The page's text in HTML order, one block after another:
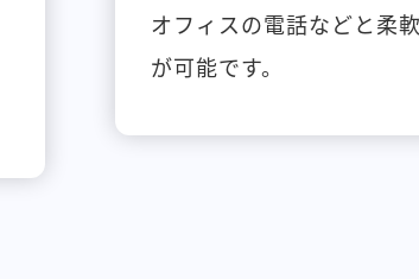
オフィスの電話などと柔
が可能です。